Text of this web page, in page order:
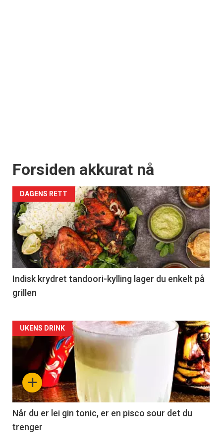
Forsiden akkurat nå
DAGENS RETT
Indisk krydret tandoori-kylling lager du enkelt på
grillen
Forsiden
akkurat
nå
-
2
+
UKENS DRINK
Når du er lei gin tonic, er en pisco sour det du
trenger